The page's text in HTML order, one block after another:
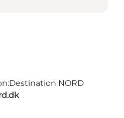
Destination NORD